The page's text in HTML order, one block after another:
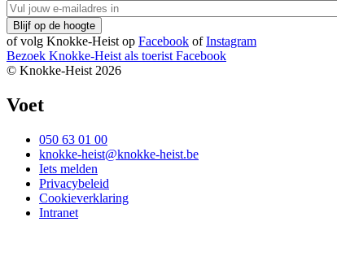
of volg Knokke-Heist op Facebook ofInstagram
Bezoek Knokke-Heist als toerist Facebook
© Knokke-Heist 2026
Voet
050 63 01 00
knokke-heist@knokke-heist.be
Iets melden
Privacybeleid
Cookieverklaring
Intranet